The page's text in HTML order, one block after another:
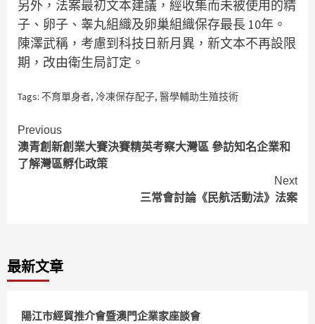
另外，法案最初文本建議，經收集而未被使用的精
子、卵子、睾丸組織及卵巢組織保存最長 10年。
陳澤武稱，考慮到科技日新月異，新文本不再設限
期，改由衛生局訂定。
Tags: 不育單身者, 冷凍保存配子, 醫學輔助生殖技術
Continue
Reading
Previous
澳青創新創業大賽決賽精英考察大灣區 參訪知名企業和
了解灣區孵化政策
Next
三常會討論《民航活動法》法案
最新文章
陽江市經貿推介會暨澳門企業家座談會